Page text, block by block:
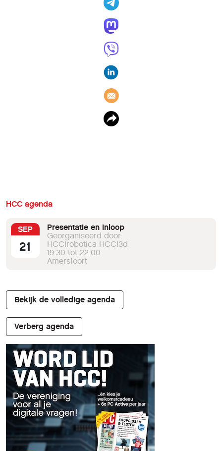
HCC agenda
SEP
21
Presentatie en inloop
Georganiseerd door:
HCC!robotica HCC!3d
19:30 tot 22:00
Amersfoort
Bekijk de volledige agenda
Verberg agenda